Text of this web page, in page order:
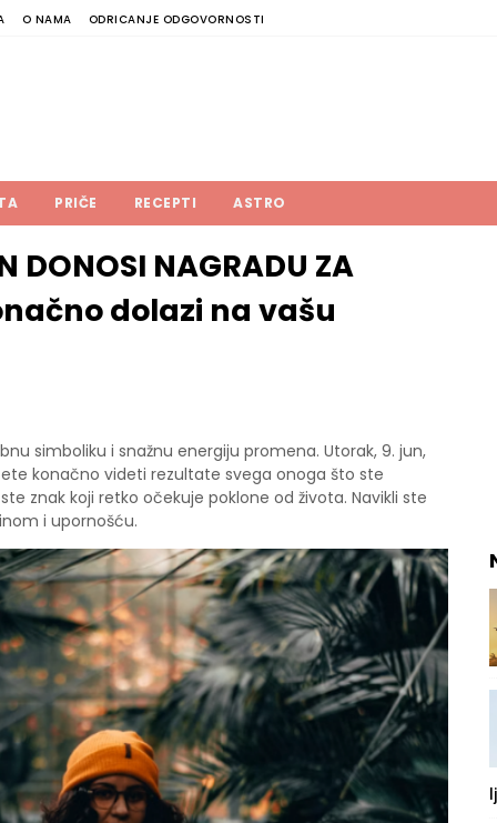
O NAMA ODRICANJE ODGOVORNOSTI
PRIČE RECEPTI ASTRO
DONOSI NAGRADU ZA
dolazi na vašu
simboliku i snažnu energiju promena. Utorak, 9. jun,
konačno videti rezultate svega onoga što ste
znak koji retko očekuje poklone od života. Navikli ste
i upornošću.